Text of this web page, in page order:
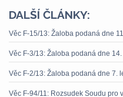
DALŠÍ ČLÁNKY:
Věc F-15/13: Žaloba podaná dne
Věc F-3/13: Žaloba podaná dne
Věc F-2/13: Žaloba podaná dne 7.
Věc F-94/11: Rozsudek Soudu pro